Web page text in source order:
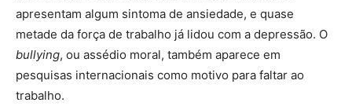
apresentam algum sintoma de ansiedade, e quase
metade da força de trabalho já lidou com a depressão. O
bullying, ou assédio moral, também aparece em
pesquisas internacionais como motivo para faltar ao
trabalho.